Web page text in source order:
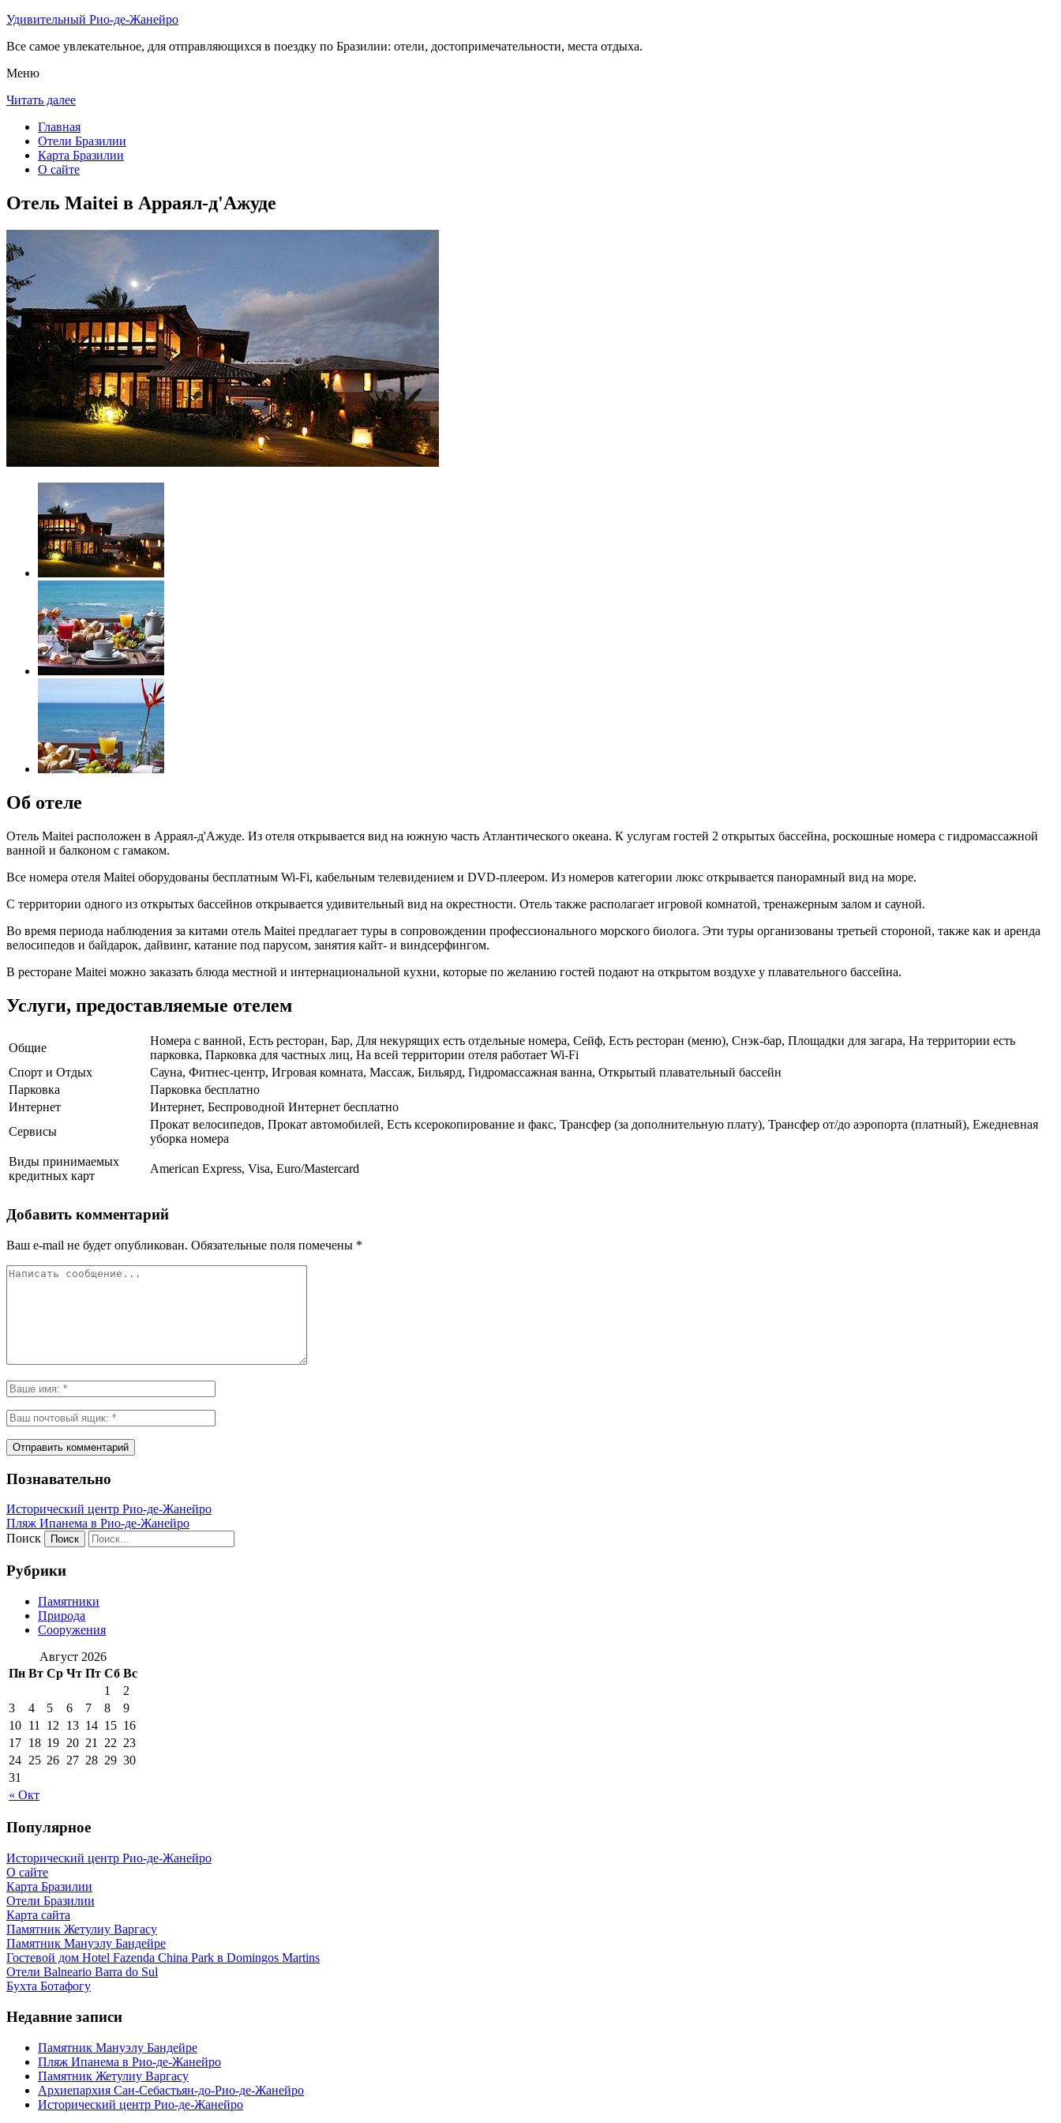
Удивительный Рио-де-Жанейро
Все самое увлекательное, для отправляющихся в поездку по Бразилии: отели, достопримечательности, места отдыха.
Меню
Читать далее
Главная
Отели Бразилии
Карта Бразилии
О сайте
Отель Maitei в Арраял-д'Ажуде
Об отеле
Отель Maitei расположен в Арраял-д'Ажуде. Из отеля открывается вид на южную часть Атлантического океана. К услугам гостей 2 открытых бассейна, роскошные номера с гидромассажной
ванной и балконом с гамаком.
Все номера отеля Maitei оборудованы бесплатным Wi-Fi, кабельным телевидением и DVD-плеером. Из номеров категории люкс открывается панорамный вид на море.
С территории одного из открытых бассейнов открывается удивительный вид на окрестности. Отель также располагает игровой комнатой, тренажерным залом и сауной.
Во время периода наблюдения за китами отель Maitei предлагает туры в сопровождении профессионального морского биолога. Эти туры организованы третьей стороной, также как и аренда
велосипедов и байдарок, дайвинг, катание под парусом, занятия кайт- и виндсерфингом.
В ресторане Maitei можно заказать блюда местной и интернациональной кухни, которые по желанию гостей подают на открытом воздухе у плавательного бассейна.
Услуги, предоставляемые отелем
Общие
Номера с ванной, Есть ресторан, Бар, Для некурящих есть отдельные номера, Сейф, Есть ресторан (меню), Снэк-бар, Площадки для загара, На территории есть
парковка, Парковка для частных лиц, На всей территории отеля работает Wi-Fi
Спорт и Отдых
Сауна, Фитнес-центр, Игровая комната, Массаж, Бильярд, Гидромассажная ванна, Открытый плавательный бассейн
Парковка
Парковка бесплатно
Интернет
Интернет, Беспроводной Интернет бесплатно
Сервисы
Прокат велосипедов, Прокат автомобилей, Есть ксерокопирование и факс, Трансфер (за дополнительную плату), Трансфер от/до аэропорта (платный), Ежедневная
уборка номера
Виды принимаемых
кредитных карт
American Express, Visa, Euro/Mastercard
Добавить комментарий
Ваш e-mail не будет опубликован. Обязательные поля помечены *
Познавательно
Исторический центр Рио-де-Жанейро
Пляж Ипанема в Рио-де-Жанейро
Поиск
Рубрики
Памятники
Природа
Сооружения
Август 2026
Пн Вт Ср Чт Пт Сб Вс
« Окт
1
2
3
4 5 6 7 8
9
10 11 12 13 14 15 16
17 18 19 20 21 22 23
24 25 26 27 28 29 30
31
Популярное
Исторический центр Рио-де-Жанейро
О сайте
Карта Бразилии
Отели Бразилии
Карта сайта
Памятник Жетулиу Варгасу
Памятник Мануэлу Бандейре
Гостевой дом Hotel Fazenda China Park в Domingos Martins
Отели Balneario Barra do Sul
Бухта Ботафогу
Недавние записи
Памятник Мануэлу Бандейре
Пляж Ипанема в Рио-де-Жанейро
Памятник Жетулиу Варгасу
Архиепархия Сан-Себастьян-до-Рио-де-Жанейро
Исторический центр Рио-де-Жанейро